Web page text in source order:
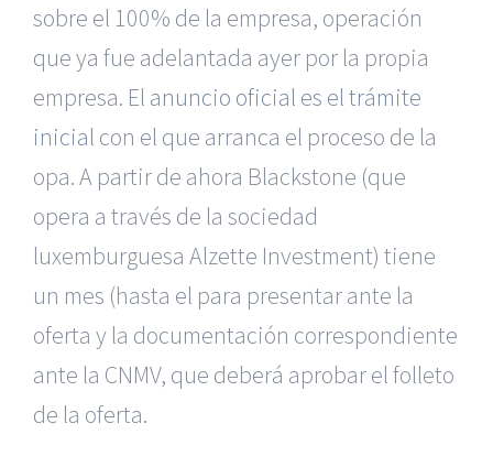
sobre el 100% de la empresa, operación
que ya fue adelantada ayer por la propia
empresa. El anuncio oficial es el trámite
inicial con el que arranca el proceso de la
opa. A partir de ahora Blackstone (que
opera a través de la sociedad
luxemburguesa Alzette Investment) tiene
un mes (hasta el para presentar ante la
oferta y la documentación correspondiente
ante la CNMV, que deberá aprobar el folleto
de la oferta.